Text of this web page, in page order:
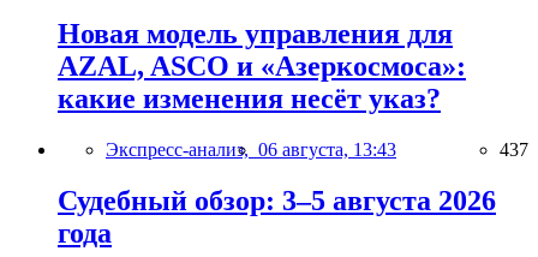
Новая модель управления для
AZAL, ASCO и «Азеркосмоса»:
какие изменения несёт указ?
Экспресс-анализ, 06 августа, 13:43 437
Судебный обзор: 3–5 августа 2026
года